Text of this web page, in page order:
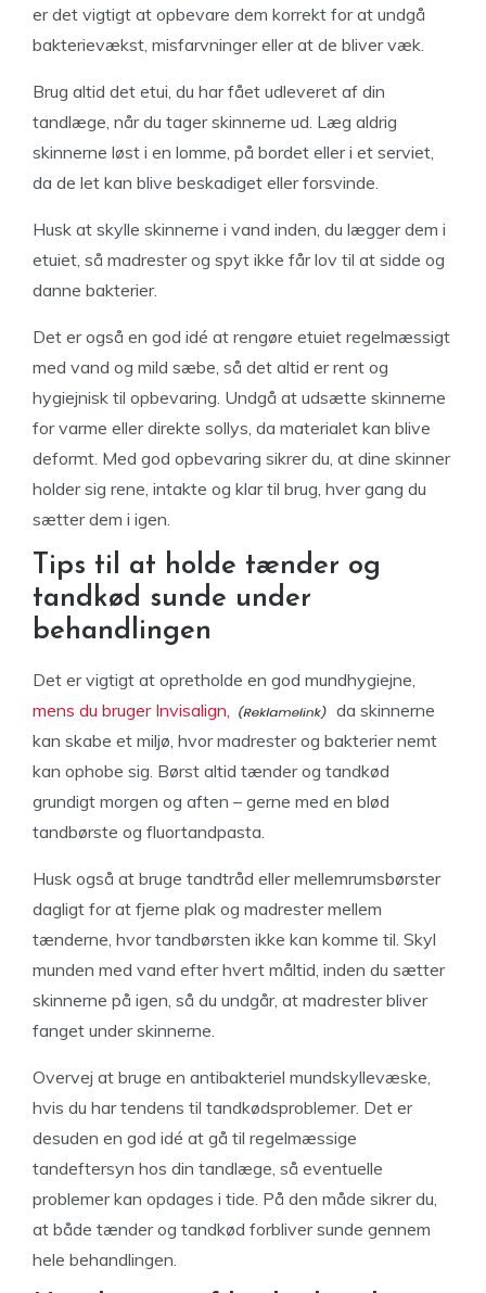
er det vigtigt at opbevare dem korrekt for at undgå
bakterievækst, misfarvninger eller at de bliver væk.
Brug altid det etui, du har fået udleveret af din
tandlæge, når du tager skinnerne ud. Læg aldrig
skinnerne løst i en lomme, på bordet eller i et serviet,
da de let kan blive beskadiget eller forsvinde.
Husk at skylle skinnerne i vand inden, du lægger dem i
etuiet, så madrester og spyt ikke får lov til at sidde og
danne bakterier.
Det er også en god idé at rengøre etuiet regelmæssigt
med vand og mild sæbe, så det altid er rent og
hygiejnisk til opbevaring. Undgå at udsætte skinnerne
for varme eller direkte sollys, da materialet kan blive
deformt. Med god opbevaring sikrer du, at dine skinner
holder sig rene, intakte og klar til brug, hver gang du
sætter dem i igen.
Tips til at holde tænder og
tandkød sunde under
behandlingen
Det er vigtigt at opretholde en god mundhygiejne,
mens du bruger Invisalign,
da skinnerne
kan skabe et miljø, hvor madrester og bakterier nemt
kan ophobe sig. Børst altid tænder og tandkød
grundigt morgen og aften – gerne med en blød
tandbørste og fluortandpasta.
Husk også at bruge tandtråd eller mellemrumsbørster
dagligt for at fjerne plak og madrester mellem
tænderne, hvor tandbørsten ikke kan komme til. Skyl
munden med vand efter hvert måltid, inden du sætter
skinnerne på igen, så du undgår, at madrester bliver
fanget under skinnerne.
Overvej at bruge en antibakteriel mundskyllevæske,
hvis du har tendens til tandkødsproblemer. Det er
desuden en god idé at gå til regelmæssige
tandeftersyn hos din tandlæge, så eventuelle
problemer kan opdages i tide. På den måde sikrer du,
at både tænder og tandkød forbliver sunde gennem
hele behandlingen.